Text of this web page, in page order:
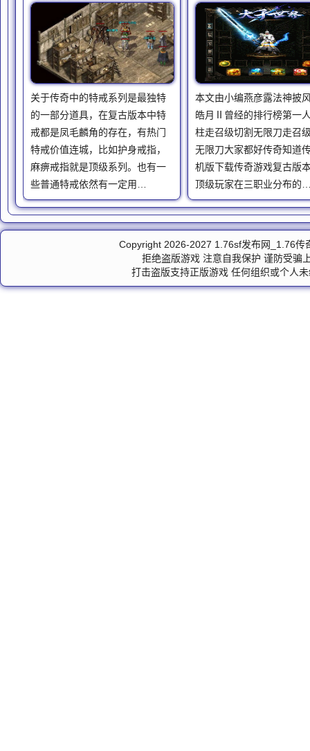
关于传奇中的特戒系列是最独特
的一部分道具，在复古版本中特
戒都是凤毛麟角的存在，有热门
特戒价值连城，比如护身戒指，
麻痹戒指就是顶级系列。也有一
些普通特戒依然有一定用…
本文由小编燕彦露法神披
皓月Ⅱ曾经的排行榜第一
柱走召级切割无限刀走召
无限刀大家都好传奇知道
机版下载传奇游戏复古版
顶级玩家在三职业分布的
Copyright 2026-2027 1.76sf发布网_1.76传
拒绝盗版游戏 注意自我保护 谨防受骗
打击盗版支持正版游戏 任何组织或个人